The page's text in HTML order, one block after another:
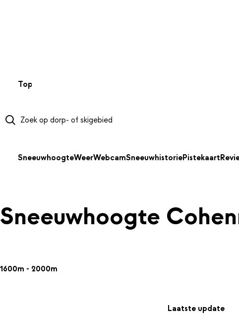
Top 50
SneeuwhoogteWeerWebcamSneeuwhistoriePistekaart
Sneeuwhoogte
1600m - 2000m
Laatste update